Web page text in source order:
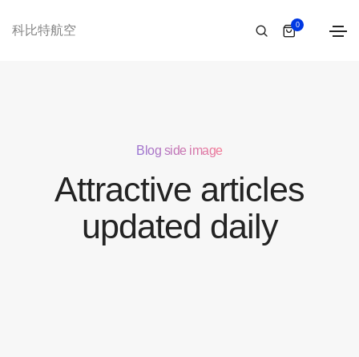
科比特航空 0
Blog side image
Attractive articles
updated daily